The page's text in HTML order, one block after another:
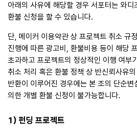
아래의 사유에 해당할 경우 서포터는 와디
환불 신청을 할 수 있습니다.
단, 메이커 이용약관 상 프로젝트 취소 규
진행에 따른 광고비, 환불비용 등이 해당
초과하고 프로젝트의 정상적인 이행 여부
취소 처리 혹은 환불 정책 상 반신뢰사유
반환이 이루어진 경우에는 본 조의 단순변
의한 개별 환불 신청이 불가능합니다.
1) 펀딩 프로젝트